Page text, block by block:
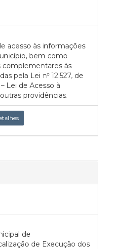
acesso às informações
bem como
complementares às
pela Lei nº 12.527, de
Lei de Acesso à
providências.
de
de Execução dos